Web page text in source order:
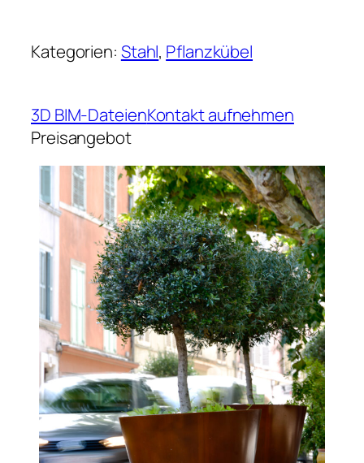
Kategorien: Stahl, Pflanzkübel
3D BIM-DateienKontakt aufnehmen
Preisangebot